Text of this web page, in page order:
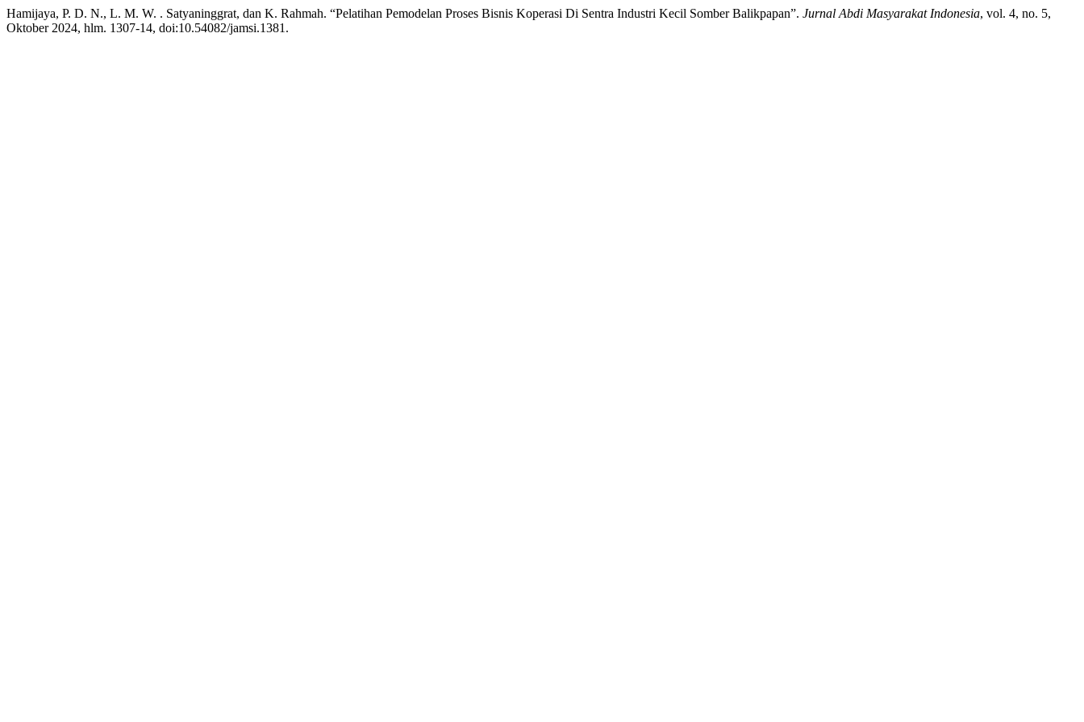
Hamijaya, P. D. N., L. M. W. . Satyaninggrat, dan K. Rahmah. “Pelatihan Pemodelan Proses Bisnis Koperasi Di Sentra Industri Kecil Somber Balikpapan”. Jurnal Abdi Masyarakat Indonesia, vol. 4, no. 5,
Oktober 2024, hlm. 1307-14, doi:10.54082/jamsi.1381.